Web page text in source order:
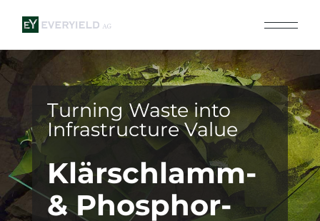
Turning Waste into
Infrastructure Value
Klärschlamm-
& Phosphor-